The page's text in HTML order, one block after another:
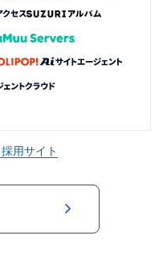
採用サイト